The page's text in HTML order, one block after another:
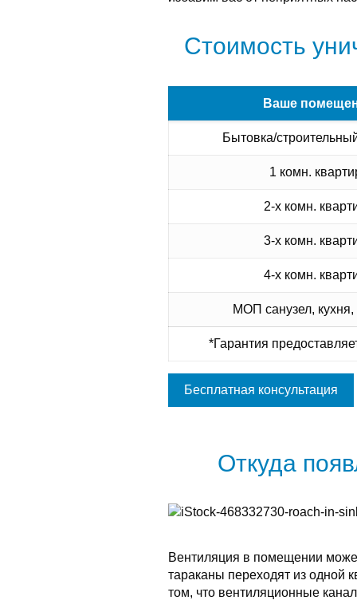
Стоимость
Ваше
Бытовка/
1 комн.
2-х комн.
3-х комн.
4-х комн.
МОП санузел, кухня,
*Гарантия
Бесплатная консультация
Откуда
Вентиляция в помещении
тараканы переходят из одной
том, что вентиляционные